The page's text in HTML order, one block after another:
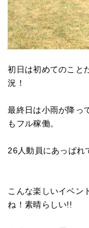
初日は初めてのこと
況！
最終日は小雨が降っ
もフル稼働。
26人動員にあっぱれ
こんな楽しいイベン
ね！素晴らしい!!